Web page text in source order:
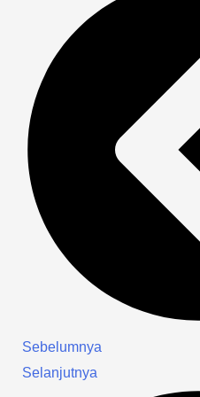
Sebelumnya
Selanjutnya